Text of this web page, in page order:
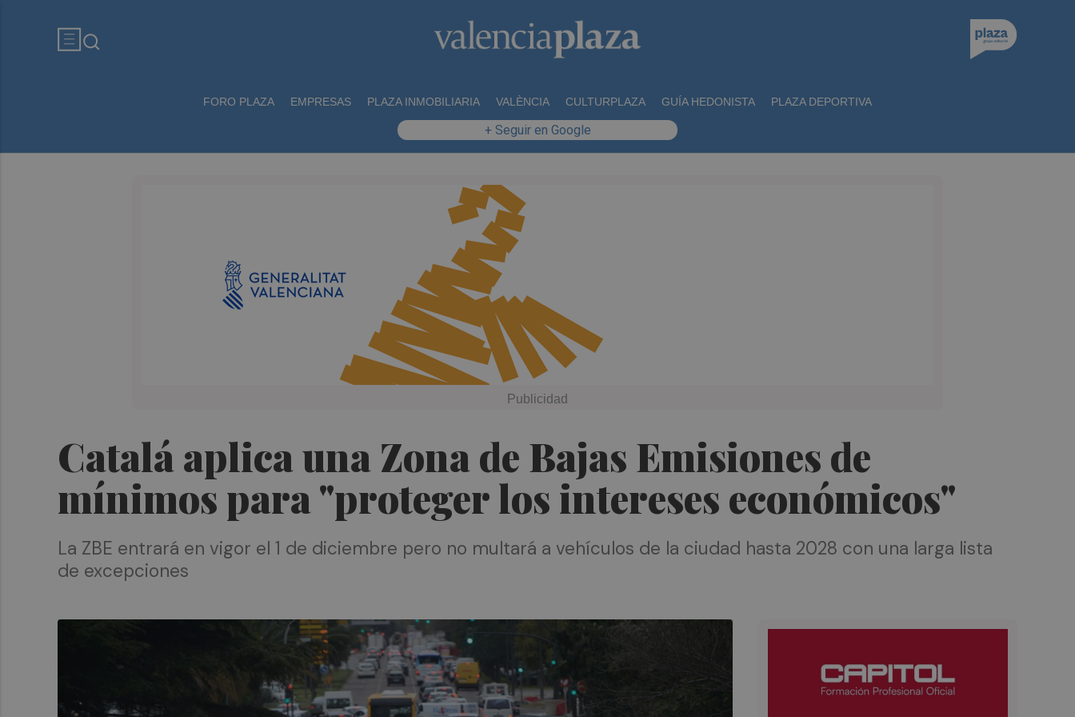
FORO PLAZA EMPRESAS PLAZA INMOBILIARIA VALÈNCIA CULTURPLAZA GUÍA HEDONISTA PLAZA DEPORTIVA
+ Seguir en Google
Catalá aplica una Zona de Bajas Emisiones de
mínimos para "proteger los intereses económicos"
La ZBE entrará en vigor el 1 de diciembre pero no multará a vehículos de la ciudad hasta 2028 con una larga lista
de excepciones